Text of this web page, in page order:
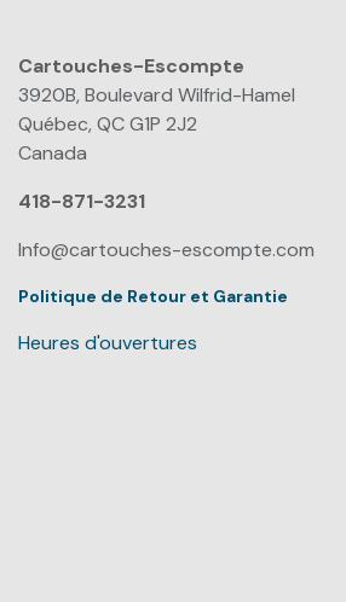
Cartouches-Escompte
3920B, Boulevard Wilfrid-Hamel
Québec, QC G1P 2J2
Canada
418-871-3231
Info@cartouches-escompte.com
Politique de Retour et Garantie
Heures d'ouvertures